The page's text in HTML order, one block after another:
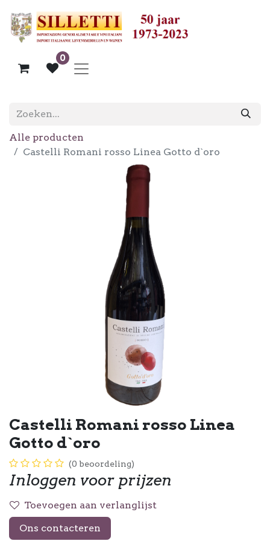
0
Alle producten
Castelli Romani rosso Linea Gotto d`oro
Castelli Romani rosso Linea
Gotto d`oro
(0 beoordeling)
Inloggen voor prijzen
Toevoegen aan verlanglijst
Ons contacteren